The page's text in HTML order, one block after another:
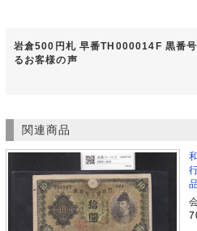
岩倉500円札 早番TH000014F 黒番
るお客様の声
関連商品